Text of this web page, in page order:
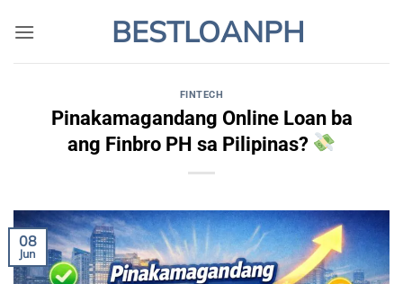
BESTLOANPH
FINTECH
Pinakamagandang Online Loan ba
ang Finbro PH sa Pilipinas?
08
Jun